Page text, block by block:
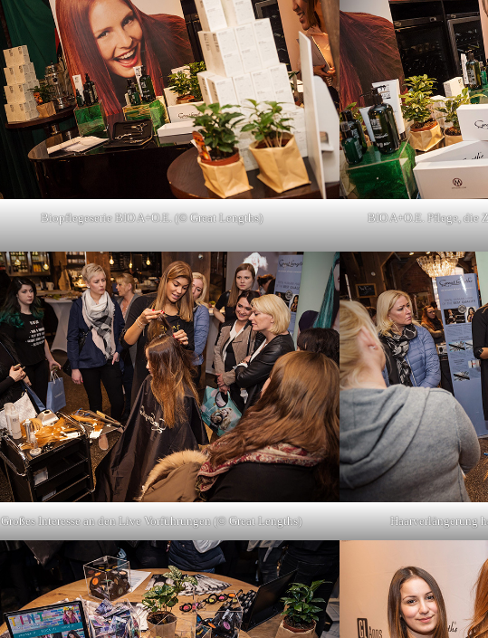
Biopflegeserie BIO A+O.E. (© Great Lengths)
BIO A+O.E. Pflege, die
Großes Interesse an den Live Vorführungen (© Great Lengths) Haarverlängerung